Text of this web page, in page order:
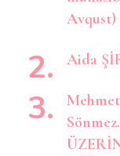
Avqust)
Aida
Mehmet